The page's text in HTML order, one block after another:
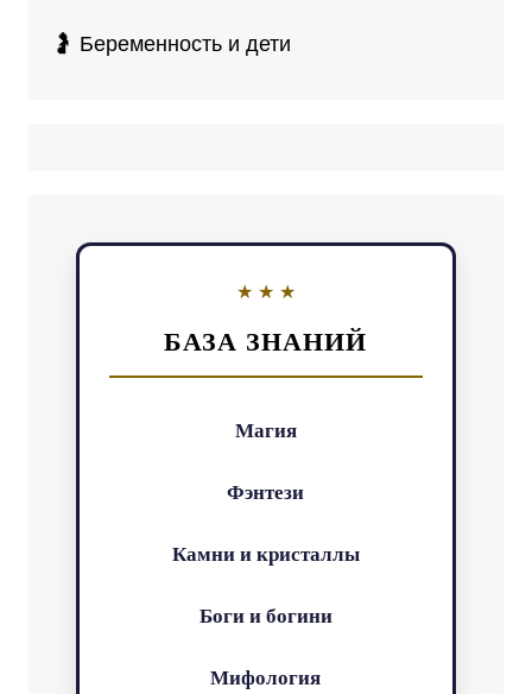
🤰 Беременность и дети
БАЗА ЗНАНИЙ
Магия
Фэнтези
Камни и кристаллы
Боги и богини
Мифология